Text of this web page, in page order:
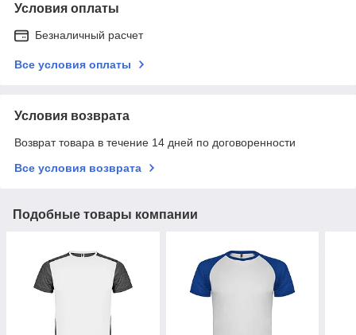
Условия оплаты
Безналичный расчет
Все условия оплаты
Условия возврата
Возврат товара в течение 14 дней по договоренности
Все условия возврата
Подобные товары компании